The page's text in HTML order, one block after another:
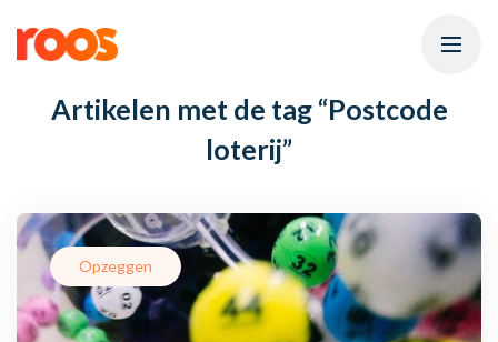
Artikelen met de tag “Postcode
loterij”
Opzeggen